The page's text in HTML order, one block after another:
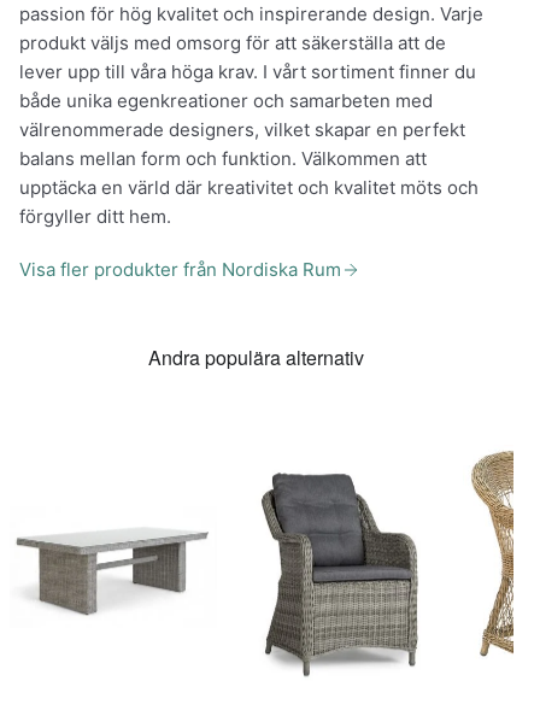
passion för hög kvalitet och inspirerande design. Varje
produkt väljs med omsorg för att säkerställa att de
lever upp till våra höga krav. I vårt sortiment finner du
både unika egenkreationer och samarbeten med
välrenommerade designers, vilket skapar en perfekt
balans mellan form och funktion. Välkommen att
upptäcka en värld där kreativitet och kvalitet möts och
förgyller ditt hem.
Visa fler produkter från Nordiska Rum
Andra populära alternativ